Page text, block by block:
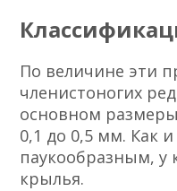
По величине эти
членистоногих
основном
0,1 до 0,5 мм. Как
паукообразным, у
крылья.